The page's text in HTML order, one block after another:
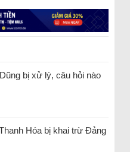
bị xử lý, câu hỏi nào
Hóa bị khai trừ Đảng